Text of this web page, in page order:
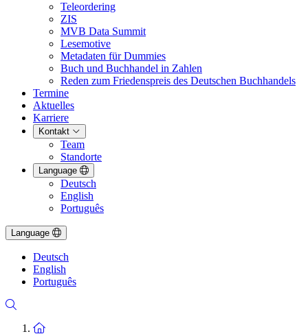
Teleordering
ZIS
MVB Data Summit
Lesemotive
Metadaten für Dummies
Buch und Buchhandel in Zahlen
Reden zum Friedenspreis des Deutschen Buchhandels
Termine
Aktuelles
Karriere
Kontakt
Team
Standorte
Language
Deutsch
English
Português
Language
Deutsch
English
Português
Zur Startseite